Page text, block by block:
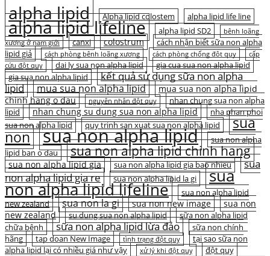
alpha lipid Alpha lipid colostem alpha lipid life line
alpha lipid lifeline alpha lipid SD2
bệnh loãng
xương ở nam giới
canxi colostrum
cách nhận biết sữa non alpha
lipid giả
cách phòng bệnh loãng xương cách phòng chống đột quỵ
cấp
cứu đột quỵ
dai ly sua non alpha lipid
gia cua sua non alpha lipid
gia sua non alpha lipid
kết quả sử dụng sữa non alpha
lipid
mua sua non alpha lipid
mua sua non alpha lipid
chinh hang o dau
nguyên nhân đột quỵ
nhan chung sua non alpha
lipid
nhan chung su dung sua non alpha lipid
nha phan phoi
sua non alpha lipid
quy trinh san xuat sua non alpha lipid sua
non sua non alpha lipid
sua non alpha
lipid ban o dau
sua non alpha lipid chinh hang
sua non alpha lipid gia sua non alpha lipid gia bao nhieu
sua
non alpha lipid gia re
sua non alpha lipid la gi sua
non alpha lipid lifeline
sua non alpha lipid
new zealand
sua non la gi sua non new image
sua non
new zealand
su dung sua non alpha lipid
sữa non alpha lipid
chữa bệnh
sữa non alpha lipid lừa đảo
sữa non chính
hãng
tap doan New Image tình trạng đột quỵ
tại sao sữa non
alpha lipid lại có nhiều giá như vậy
xử lý khi đột quỵ đột quỵ